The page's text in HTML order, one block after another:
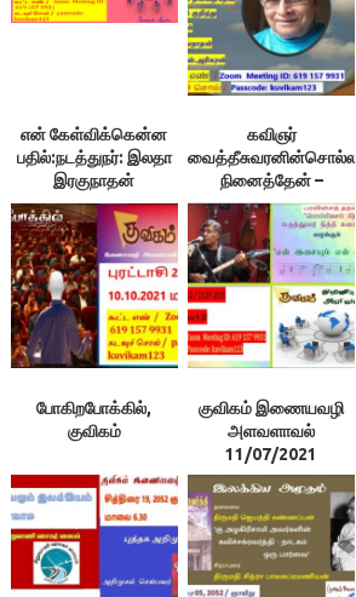
என் கேள்விக்கென்ன
பதில்:நடத்துநர்: இலதா
இரகுநாதன்
கவிஞர்
வைத்தீசுவரனின்சொல்ல
நினைத்தேன் –
அளவளாவல்
போகிறபோக்கில்,
குவிகம்
குவிகம் இணையவழி
அளவளாவல்
11/07/2021